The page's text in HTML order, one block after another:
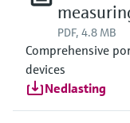
PDF, 4.8 MB
Comprehensive
devices
Nedlasting